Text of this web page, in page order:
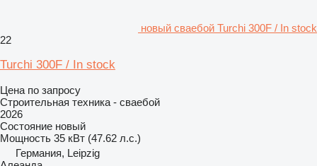
новый сваебой Turchi 300F / In stock
22
Turchi 300F / In stock
Цена по запросу
Строительная техника - сваебой
2026
Состояние новый
Мощность 35 кВт (47.62 л.с.)
Германия, Leipzig